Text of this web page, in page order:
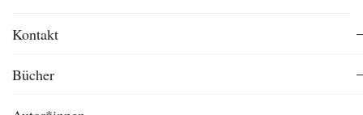
Kontakt
Bücher